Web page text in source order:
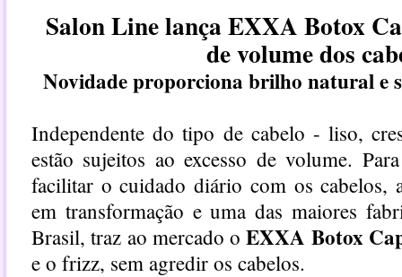
Salon Line lança EXXA Botox
de volume dos
Novidade proporciona brilho natural e
Independente do tipo de cabelo - liso,
estão sujeitos ao excesso de volume.
facilitar o cuidado diário com os cabelos,
em transformação e uma das maiores
Brasil, traz ao mercado oEXXA Botox
e o frizz, sem agredir os cabelos.